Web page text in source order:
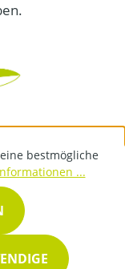
bestmögliche
...